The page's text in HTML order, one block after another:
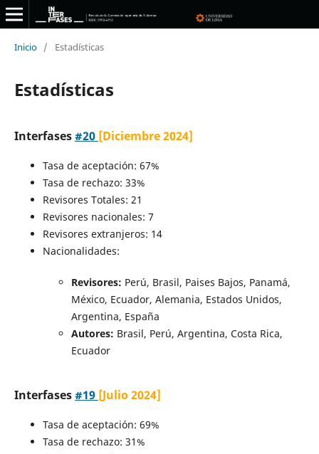
Inicio / Estadísticas
Estadísticas
Interfases#20 [Diciembre 2024]
Tasa de aceptación: 67%
Tasa de rechazo: 33%
Revisores Totales: 21
Revisores nacionales: 7
Revisores extranjeros: 14
Nacionalidades:
Revisores: Perú, Brasil, Paises Bajos, Panamá,
México, Ecuador, Alemania, Estados Unidos,
Argentina, España
Autores: Brasil, Perú, Argentina, Costa Rica,
Ecuador
Interfases#19 [Julio 2024]
Tasa de aceptación: 69%
Tasa de rechazo: 31%